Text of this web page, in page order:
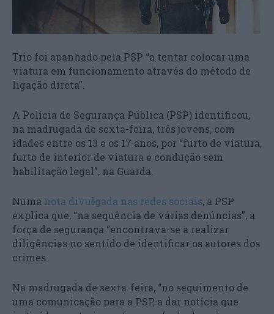
Trio foi apanhado pela PSP “a tentar colocar uma
viatura em funcionamento através do método de
ligação direta”.
A Polícia de Segurança Pública (PSP) identificou,
na madrugada de sexta-feira, três jovens, com
idades entre os 13 e os 17 anos, por “furto de viatura,
furto de interior de viatura e condução sem
habilitação legal”, na Guarda.
Numa nota divulgada nas redes sociais, a PSP
explica que, “na sequência de várias denúncias”, a
força de segurança “encontrava-se a realizar
diligências no sentido de identificar os autores dos
crimes.
Na madrugada de sexta-feira, “no seguimento de
uma comunicação para a PSP, a dar notícia que